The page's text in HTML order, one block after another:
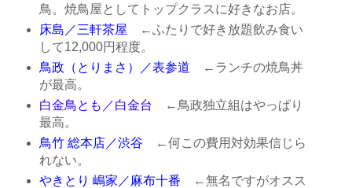
鳥。焼鳥屋としてトップクラスに好きなお店。
床島／三軒茶屋 ←ふたりで好き放題飲み食い
して12,000円程度。
鳥政（とりまさ）／表参道 ←ランチの焼鳥丼
が最高。
白金鳥とも／白金台 ←鳥政独立組はやっぱり
最高。
鳥竹 総本店／渋谷 ←何この費用対効果信じら
れない。
やきとり 嶋家／麻布十番 ←無名ですがオスス